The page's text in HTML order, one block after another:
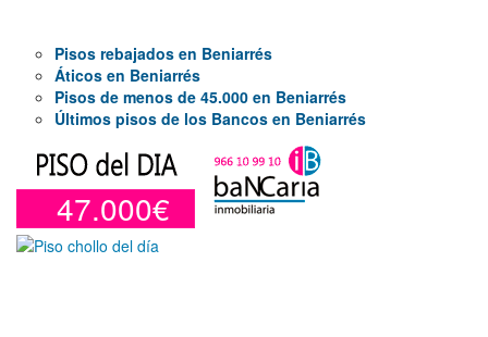
Pisos rebajados en Beniarrés
Áticos en Beniarrés
Pisos de menos de 45.000 en Beniarrés
Últimos pisos de los Bancos en Beniarrés
47.000€